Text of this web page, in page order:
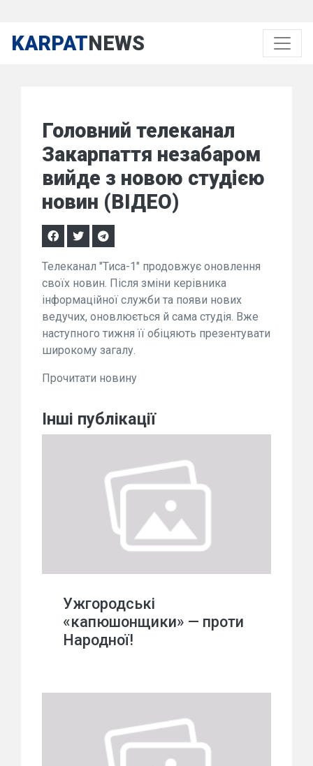
KARPATNEWS
Головний телеканал
Закарпаття незабаром
вийде з новою студією
новин (ВІДЕО)
Телеканал "Тиса-1" продовжує оновлення
своїх новин. Після зміни керівника
інформаційної служби та появи нових
ведучих, оновлюється й сама студія. Вже
наступного тижня її обіцяють презентувати
широкому загалу.
Прочитати новину
Інші публікації
Ужгородські
«капюшонщики» — проти
Народної!